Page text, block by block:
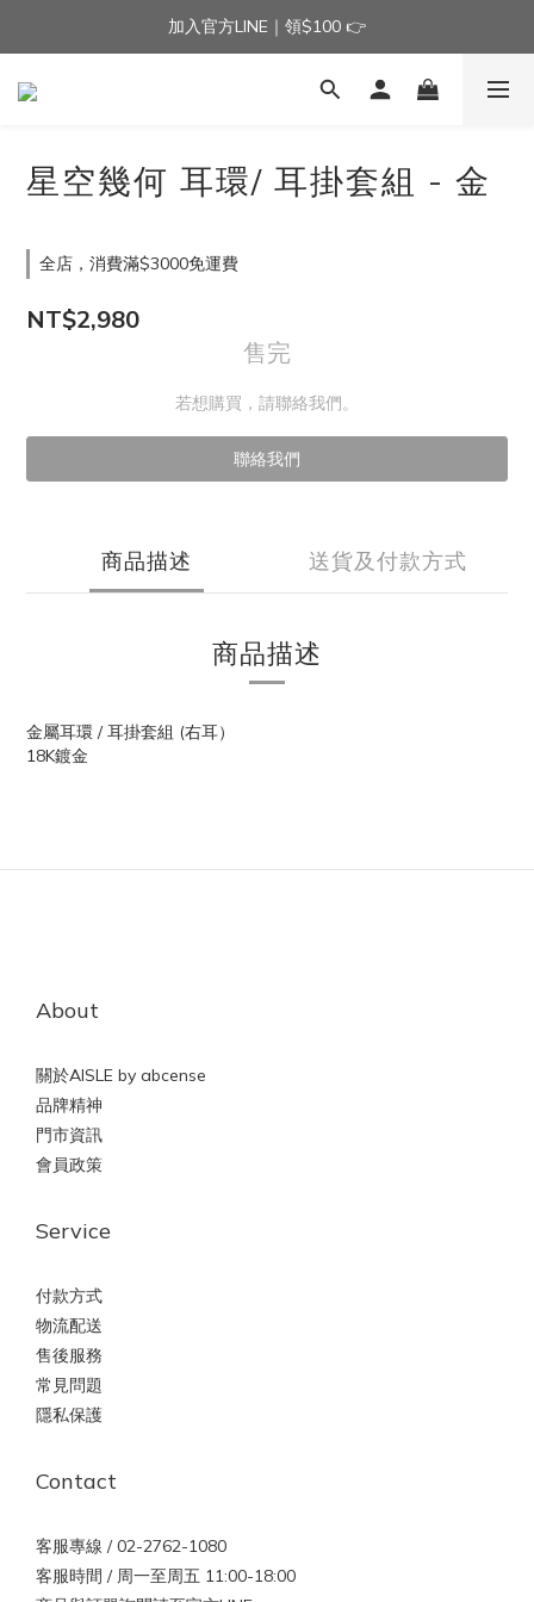
加入官方LINE｜領$100 👉
加入官方LINE｜領$100 👉
滿$3000免運費 | 滿$5000贈AISLE方塊酥髮夾乙個
星空幾何 耳環/ 耳掛套組 - 金
全店，消費滿$3000免運費
NT$2,980
售完
若想購買，請聯絡我們。
聯絡我們
商品描述 送貨及付款方式
商品描述
金屬耳環 / 耳掛套組 (右耳）
18K鍍金
About
關於AISLE by abcense
品牌精神
門市資訊
會員政策
Service
付款方式
物流配送
售後服務
常見問題
隱私保護
Contact
客服專線 / 02-2762-1080
客服時間 / 周一至周五 11:00-18:00